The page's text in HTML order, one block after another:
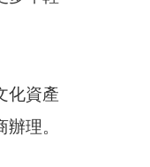
化資產
理。